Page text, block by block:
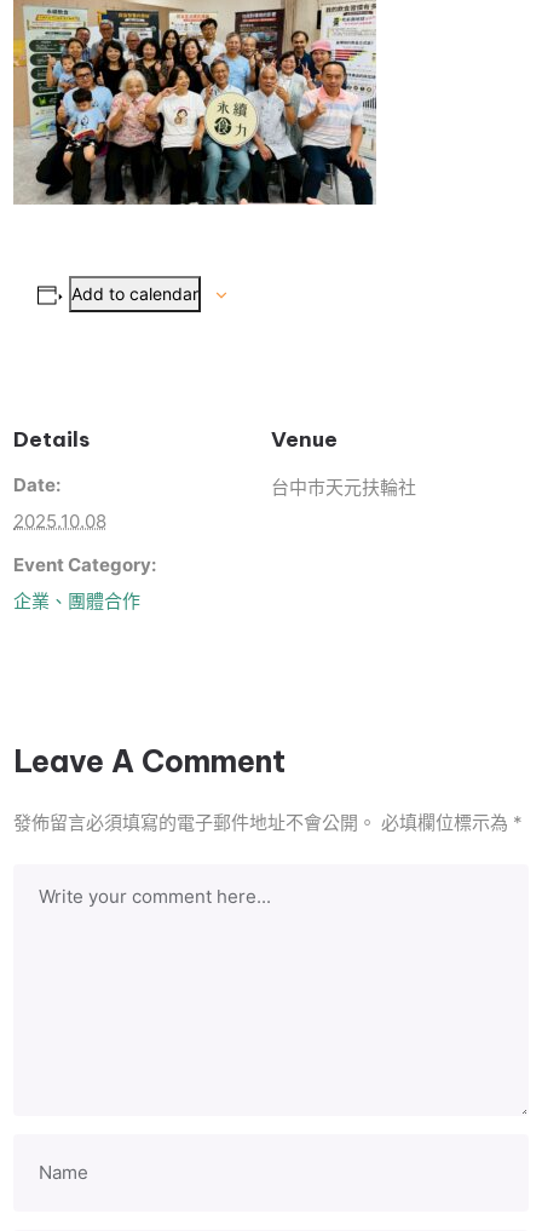
Add to calendar
Details
Date:
2025.10.08
Event Category:
企業、團體合作
Venue
台中巿天元扶輪社
Leave A Comment
發佈留言必須填寫的電子郵件地址不會公開。 必填欄位標示為 *